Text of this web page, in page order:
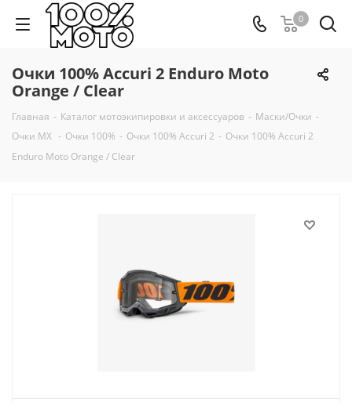
0
Очки 100% Accuri 2 Enduro Moto
Orange / Clear
Главная - Каталог мотоэкипировки и аксессуаров - Маски/Очки -
Очки MX - Очки 100% - Очки 100% Accuri 2 - Очки 100% Accuri 2
Enduro Moto Orange / Clear